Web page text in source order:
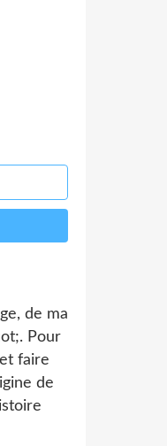
de ma
Pour
faire
de